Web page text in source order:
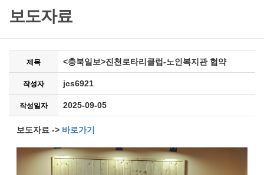
보도자료
제목 <충북일보>진천로타리클럽-노인복지관 협약
작성자 jcs6921
작성일자 2025-09-05
보도자료 -> 바로가기